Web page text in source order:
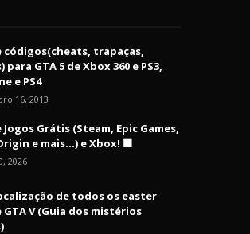
códigos(cheats, trapaças,
para GTA 5 de Xbox 360 e PS3,
e PS4
16, 2013
Jogos Grátis (Steam, Epic Games,
e mais...) e Xbox! 🟩
2026
de todos os easter
GTA V (Guia dos mistérios